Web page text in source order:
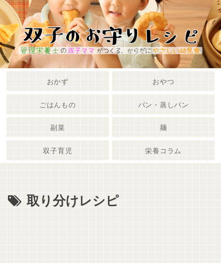
おかず おやつ
ごはんもの パン・蒸しパン
副菜 麺
双子育児 栄養コラム
取り分けレシピ
メニュー 検索